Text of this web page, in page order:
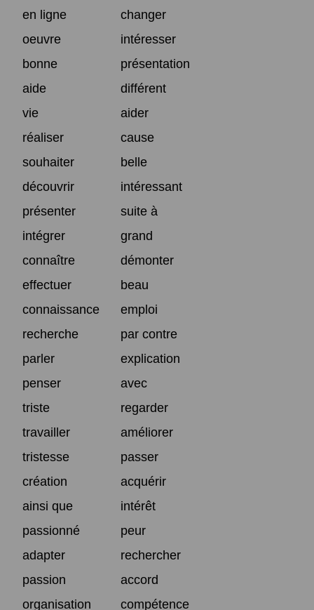
en ligne
changer
oeuvre
intéresser
bonne
présentation
aide
différent
vie
aider
réaliser
cause
souhaiter
belle
découvrir
intéressant
présenter
suite à
intégrer
grand
connaître
démonter
effectuer
beau
connaissance
emploi
recherche
par contre
parler
explication
penser
avec
triste
regarder
travailler
améliorer
tristesse
passer
création
acquérir
ainsi que
intérêt
passionné
peur
adapter
rechercher
passion
accord
organisation
compétence